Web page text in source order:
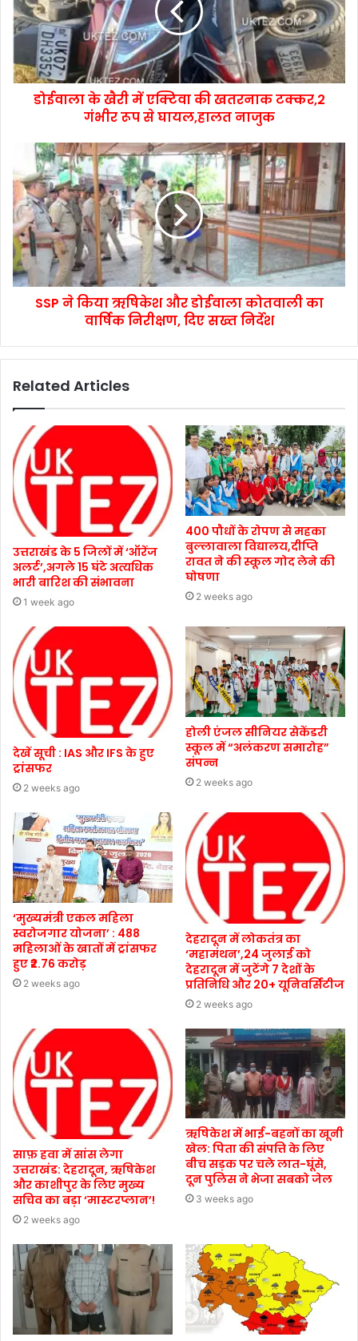
डोईवाला के खैरी में एक्टिवा की खतरनाक टक्कर,2
गंभीर रूप से घायल,हालत नाजुक
SSP ने किया ऋषिकेश और डोईवाला कोतवाली का
वार्षिक निरीक्षण, दिए सख्त निर्देश
Related Articles
उत्तराखंड के 5 जिलों में ‘ऑरेंज
अलर्ट’,अगले 15 घंटे अत्यधिक
भारी बारिश की संभावना
1 week ago
400 पौधों के रोपण से महका
बुल्लावाला विद्यालय,दीप्ति
रावत ने की स्कूल गोद लेने की
घोषणा
2 weeks ago
देखें सूची : IAS और IFS के हुए
ट्रांसफर
2 weeks ago
होली एंजल सीनियर सेकेंडरी
स्कूल में “अलंकरण समारोह”
संपन्न
2 weeks ago
‘मुख्यमंत्री एकल महिला
स्वरोजगार योजना’ : 488
महिलाओं के खातों में ट्रांसफर
हुए ₹2.76 करोड़
2 weeks ago
देहरादून में लोकतंत्र का
‘महामंथन’,24 जुलाई को
देहरादून में जुटेंगे 7 देशों के
प्रतिनिधि और 20+ यूनिवर्सिटीज
2 weeks ago
साफ़ हवा में सांस लेगा
उत्तराखंड: देहरादून, ऋषिकेश
और काशीपुर के लिए मुख्य
सचिव का बड़ा ‘मास्टरप्लान’!
2 weeks ago
ऋषिकेश में भाई-बहनों का खूनी
खेल: पिता की संपत्ति के लिए
बीच सड़क पर चले लात-घूंसे,
दून पुलिस ने भेजा सबको जेल
3 weeks ago